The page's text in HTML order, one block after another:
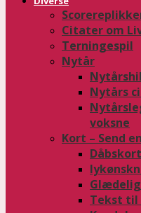
Citater om
Terningespil
Nytår
Nytårs
voksne
Kort – Send
Dåbskort
Tekst til